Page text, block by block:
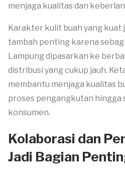
menjaga kualitas dan
Karakter kulit buah yang kuat
tambah penting karena
Lampung dipasarkan ke
distribusi yang cukup jauh.
membantu menjaga kualitas
proses pengangkutan hingga
konsumen.
Kolaborasi dan
Jadi Bagian